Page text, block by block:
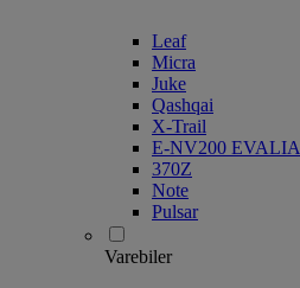
Leaf
Micra
Juke
Qashqai
X-Trail
E-NV200 EVALIA
370Z
Note
Pulsar
Varebiler